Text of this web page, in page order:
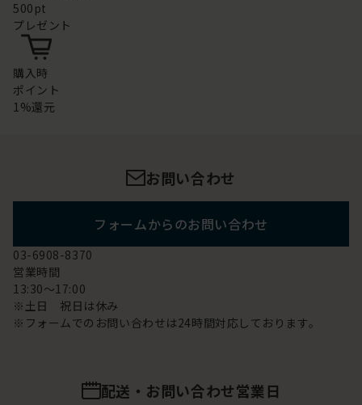
500pt
プレゼント
購入時
ポイント
1%還元
お問い合わせ
フォームからのお問い合わせ
03-6908-8370
営業時間
13:30～17:00
※土日 祝日は休み
※フォームでのお問い合わせは24時間対応しております。
配送・お問い合わせ営業日